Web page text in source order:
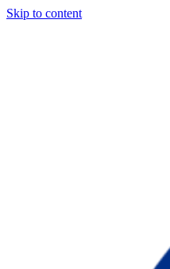
Skip to content